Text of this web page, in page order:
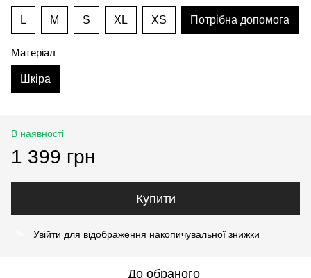
L M S XL XS Потрібна допомога
Матеріал
Шкіра
В наявності
1 399 грн
Купити
Увійти для відображення накопичувальної знижки
До обраного